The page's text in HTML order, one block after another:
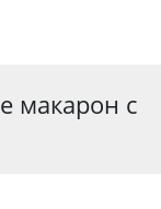
макарон с